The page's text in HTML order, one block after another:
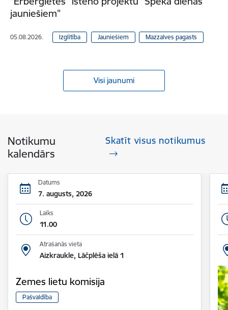
jauniešiem”
05.08.2026. Izglītība Jauniešiem Mazzalves pagasts
Visi jaunumi
Notikumu
kalendārs
Skatīt visus notikumus
Datums
7. augusts, 2026
Laiks
11.00
Atrašanās vieta
Aizkraukle, Lāčplēša ielā 1
Zemes lietu komisija
Pašvaldība